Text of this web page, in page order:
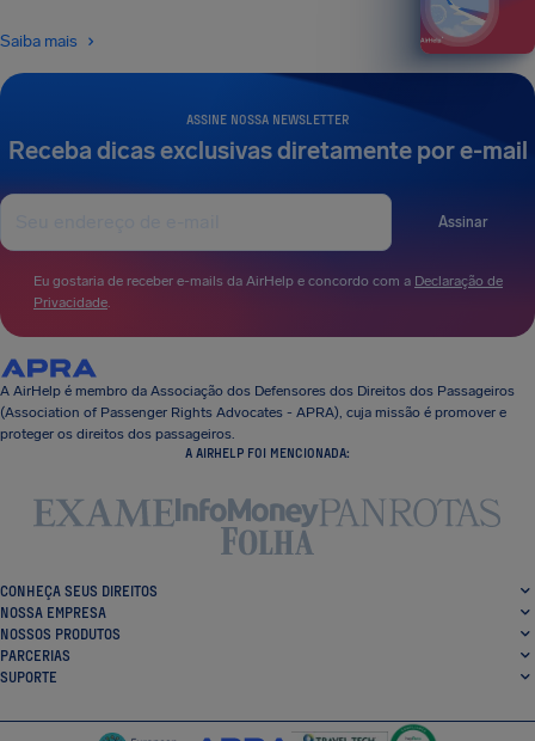
ASSINE NOSSA NEWSLETTER
Receba dicas exclusivas diretamente por e-mail
Assinar
Eu gostaria de receber e-mails da AirHelp e concordo com a Declaração de
Privacidade.
Saiba mais
A AirHelp é membro da Associação dos Defensores dos Direitos dos Passageiros
(Association of Passenger Rights Advocates - APRA), cuja missão é promover e
proteger os direitos dos passageiros.
A AIRHELP FOI MENCIONADA:
CONHEÇA SEUS DIREITOS
NOSSA EMPRESA
NOSSOS PRODUTOS
PARCERIAS
SUPORTE